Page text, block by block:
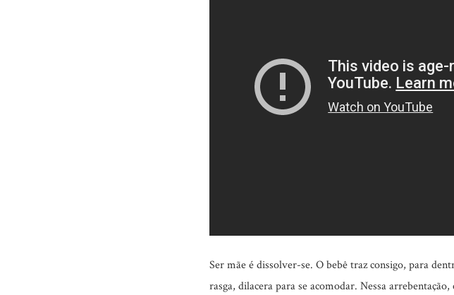
Ser mãe é dissolver-se. O bebê traz consigo, para
rasga, dilacera para se acomodar. Nessa